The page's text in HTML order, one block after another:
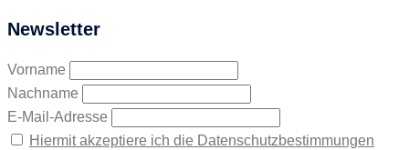
Newsletter
Vorname
Nachname
E-Mail-Adresse
Hiermit akzeptiere ich die Datenschutzbestimmungen